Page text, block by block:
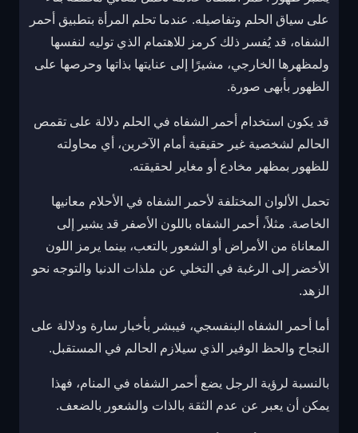
على سياق الحلم وتفاصيله. عندما تحلم المرأة بتطبيق أحمر
الشفاه، قد يُفسر ذلك كرمز للاهتمام الذي توليه لنفسها
ولمظهرها الخارجي، مشيرًا إلى عنايتها بذاتها وحرصها على
الظهور بأبهى صورة.
قد يكون استخدام أحمر الشفاه في الحلم دلالة على تقمص
الحالم لشخصية غير حقيقية أمام الآخرين، أي محاولته
للظهور بمظهر مخادع أو مغاير لحقيقته.
تحمل الألوان المختلفة لأحمر الشفاه في الأحلام معانيها
الخاصة. مثلاً، أحمر الشفاه باللون الأصفر قد يشير إلى
المعاناة من الأمراض أو الشعور بالتعب، بينما يرمز اللون
الأخضر إلى الرغبة في التخلي عن ملذات الدنيا والتوجه نحو
الزهد.
أما أحمر الشفاه البنفسجي، فيبشر بأخبار سارة ودلالة على
النجاح والحظ الوفير الذي سيلازم الحالم في المستقبل.
بالنسبة لرؤية الرجل يضع أحمر الشفاه في المنام، فهذا
يمكن أن يعبر عن عدم الثقة بالذات والشعور بالضعف.